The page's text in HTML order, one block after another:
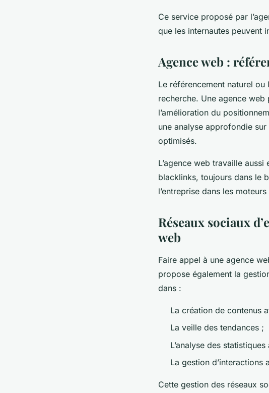
Ce service proposé par
que les internautes peuvent
Agence web :
Le référencement naturel ou
recherche. Une agence
l’amélioration du
une analyse approfondie
optimisés.
L’agence web travaille
blacklinks, toujours dans le
l’entreprise dans les
Réseaux sociaux
web
Faire appel à une agence
propose également la
dans :
La création de contenus
La veille des tendances ;
L’analyse des
La gestion d’interactions
Cette gestion des réseaux